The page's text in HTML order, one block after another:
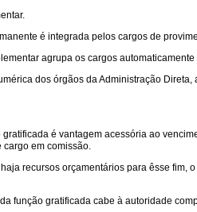
é integrada pelos cargos de
agrupa os cargos
dos órgãos da Administração
gratificada é vantagem acessória ao
cargo em comissão.
recursos orçamentários para êsse fim,
função gratificada cabe à autoridade